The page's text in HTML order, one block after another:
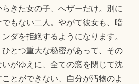
きた女の子、へザーだけ。別に
もない二人。やがて彼女も、暗
ダを拒絶するようになります。
ひとつ重大な秘密があって、その
がゆえに、全ての窓を閉じて沈
とができない、自分が汚物のよ